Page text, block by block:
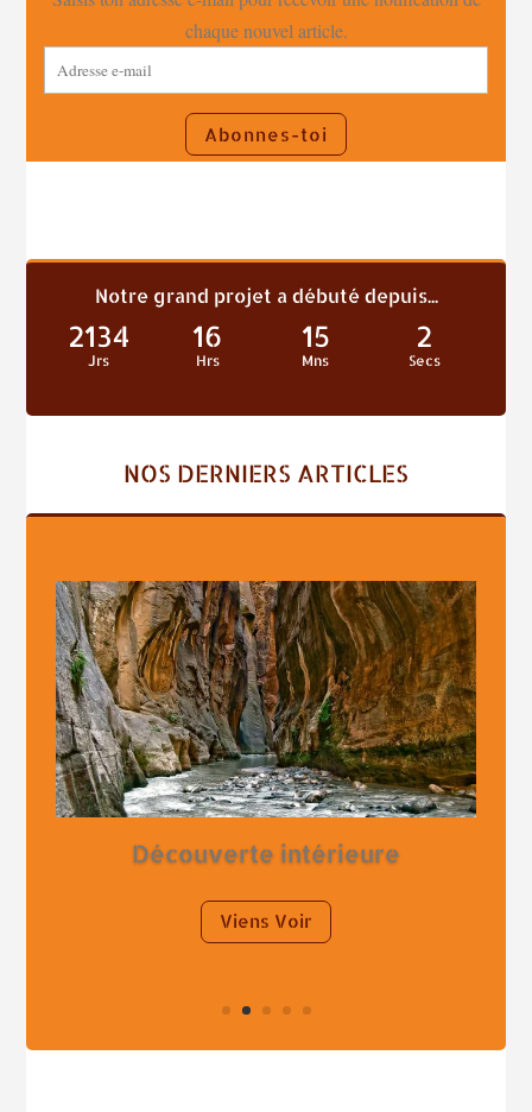
chaque nouvel article.
Adresse
e-
Abonnes-toi
Notre grand projet a débuté depuis...
2134
Jrs
16
Hrs
15
Mns
4
Secs
NOS DERNIERS ARTICLES
Découverte intérieure
Viens Voir